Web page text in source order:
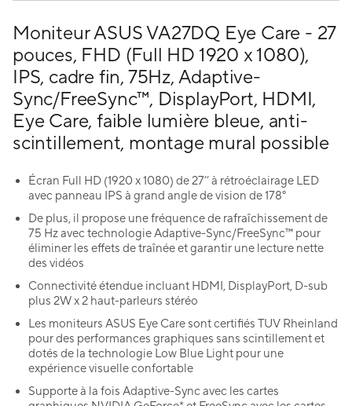
Moniteur ASUS VA27DQ Eye Care - 27
pouces, FHD (Full HD 1920 x 1080),
IPS, cadre fin, 75Hz, Adaptive-
Sync/FreeSync™, DisplayPort, HDMI,
Eye Care, faible lumière bleue, anti-
scintillement, montage mural possible
Écran Full HD (1920 x 1080) de 27’’ à rétroéclairage LED
avec panneau IPS à grand angle de vision de 178°
De plus, il propose une fréquence de rafraîchissement de
75 Hz avec technologie Adaptive-Sync/FreeSync™ pour
éliminer les effets de traînée et garantir une lecture nette
des vidéos
Connectivité étendue incluant HDMI, DisplayPort, D-sub
plus 2W x 2 haut-parleurs stéréo
Les moniteurs ASUS Eye Care sont certifiés TUV Rheinland
pour des performances graphiques sans scintillement et
dotés de la technologie Low Blue Light pour une
expérience visuelle confortable
Supporte à la fois Adaptive-Sync avec les cartes